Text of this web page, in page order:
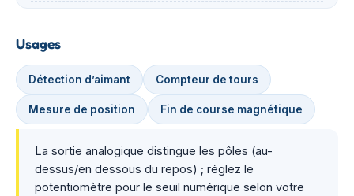
Usages
Détection d’aimant Compteur de tours
Mesure de position Fin de course magnétique
La sortie analogique distingue les pôles (au-
dessus/en dessous du repos) ; réglez le
potentiomètre pour le seuil numérique selon votre